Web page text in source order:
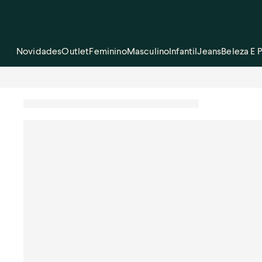
NovidadesOutletFemininoMasculinoInfantilJeansBeleza E